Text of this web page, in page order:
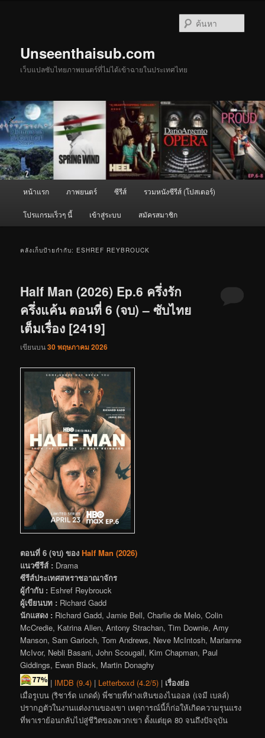
Unseenthaisub.com
เว็บแปลซับไทยภาพยนตร์ที่ไม่ได้เข้าฉายในประเทศไทย
หน้าแรก ภาพยนตร์ ซีรีส์ รวมหนังซีรีส์ (โปสเตอร์)
โปรแกรมเร็วๆ นี้ เข้าสู่ระบบ สมัครสมาชิก
คลังเก็บป้ายกำกับ: ESHREF REYBROUCK
Half Man (2026) Ep.6 ครึ่งรัก
ครึ่งแค้น ตอนที่ 6 (จบ) – ซับไทย
เต็มเรื่อง [2419]
เขียนบน30 พฤษภาคม 2026
ตอนที่ 6 (จบ) ของ Half Man (2026)
แนวซีรีส์ : Drama
ซีรีส์ประเทศสหราชอาณาจักร
ผู้กำกับ : Eshref Reybrouck
ผู้เขียนบท : Richard Gadd
นักแสดง : Richard Gadd, Jamie Bell, Charlie de Melo, Colin
McCredie, Katrina Allen, Antony Strachan, Tim Downie, Amy
Manson, Sam Garioch, Tom Andrews, Neve McIntosh, Marianne
McIvor, Nebli Basani, John Scougall, Kim Chapman, Paul
Giddings, Ewan Black, Martin Donaghy
| IMDB (9.4) | Letterboxd (4.2/5) | เรื่องย่อ
เมื่อรูเบน (ริชาร์ด แกดด์) พี่ชายที่ห่างเหินของไนออล (เจมี เบลล์)
ปรากฏตัวในงานแต่งงานของเขา เหตุการณ์นี้ก็ก่อให้เกิดความรุนแรง
ที่พาเราย้อนกลับไปสู่ชีวิตของพวกเขา ตั้งแต่ยุค 80 จนถึงปัจจุบัน